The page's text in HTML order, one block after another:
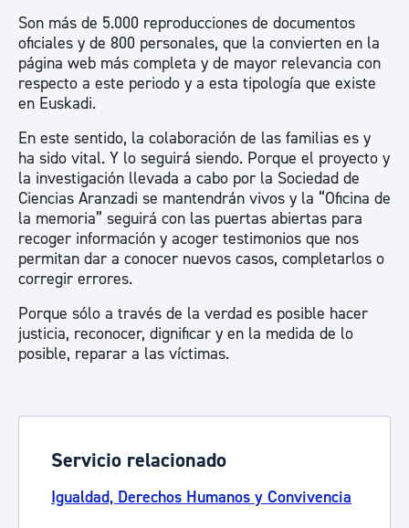
Son más de 5.000 reproducciones de documentos
oficiales y de 800 personales, que la convierten en la
página web más completa y de mayor relevancia con
respecto a este periodo y a esta tipología que existe
en Euskadi.
En este sentido, la colaboración de las familias es y
ha sido vital. Y lo seguirá siendo. Porque el proyecto y
la investigación llevada a cabo por la Sociedad de
Ciencias Aranzadi se mantendrán vivos y la “Oficina de
la memoria” seguirá con las puertas abiertas para
recoger información y acoger testimonios que nos
permitan dar a conocer nuevos casos, completarlos o
corregir errores.
Porque sólo a través de la verdad es posible hacer
justicia, reconocer, dignificar y en la medida de lo
posible, reparar a las víctimas.
Servicio relacionado
Igualdad, Derechos Humanos y Convivencia